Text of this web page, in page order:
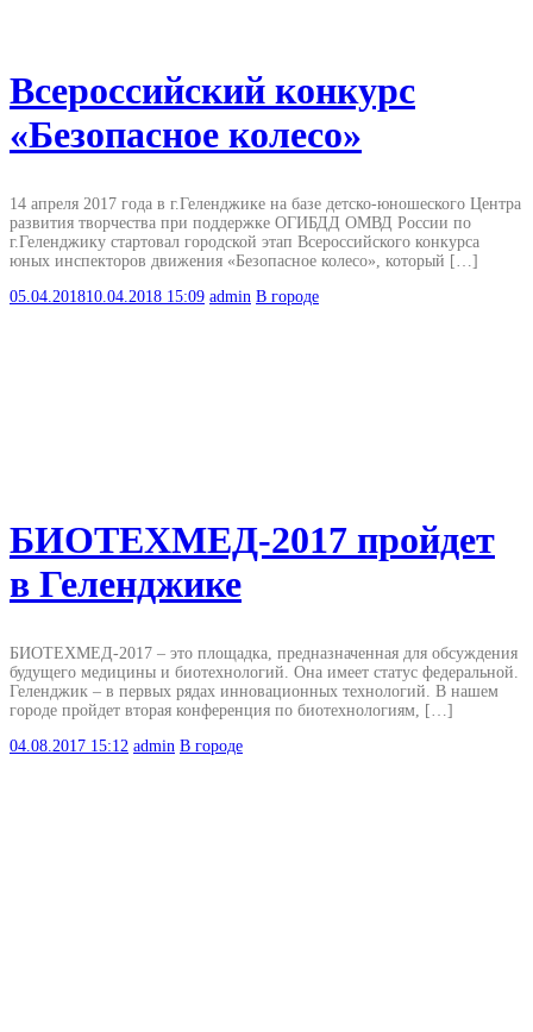
Всероссийский конкурс
«Безопасное колесо»
14 апреля 2017 года в г.Геленджике на базе детско-юношеского Центра
развития творчества при поддержке ОГИБДД ОМВД России по
г.Геленджику стартовал городской этап Всероссийского конкурса
юных инспекторов движения «Безопасное колесо», который […]
05.04.201810.04.2018 15:09 admin В городе
БИОТЕХМЕД-2017 пройдет
в Геленджике
БИОТЕХМЕД-2017 – это площадка, предназначенная для обсуждения
будущего медицины и биотехнологий. Она имеет статус федеральной.
Геленджик – в первых рядах инновационных технологий. В нашем
городе пройдет вторая конференция по биотехнологиям, […]
04.08.2017 15:12 admin В городе